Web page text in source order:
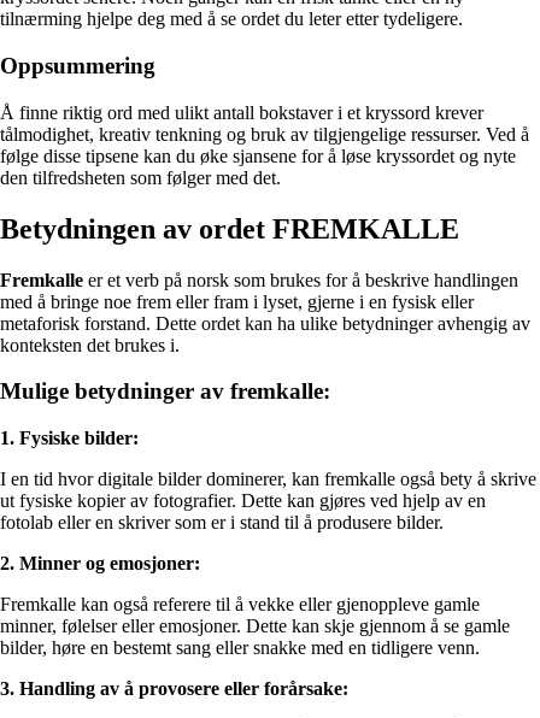
tilnærming hjelpe deg med å se ordet du leter etter tydeligere.
Oppsummering
Å finne riktig ord med ulikt antall bokstaver i et kryssord krever
tålmodighet, kreativ tenkning og bruk av tilgjengelige ressurser. Ved å
følge disse tipsene kan du øke sjansene for å løse kryssordet og nyte
den tilfredsheten som følger med det.
Betydningen av ordet FREMKALLE
Fremkalle er et verb på norsk som brukes for å beskrive handlingen
med å bringe noe frem eller fram i lyset, gjerne i en fysisk eller
metaforisk forstand. Dette ordet kan ha ulike betydninger avhengig av
konteksten det brukes i.
Mulige betydninger av fremkalle:
1. Fysiske bilder:
I en tid hvor digitale bilder dominerer, kan fremkalle også bety å skrive
ut fysiske kopier av fotografier. Dette kan gjøres ved hjelp av en
fotolab eller en skriver som er i stand til å produsere bilder.
2. Minner og emosjoner:
Fremkalle kan også referere til å vekke eller gjenoppleve gamle
minner, følelser eller emosjoner. Dette kan skje gjennom å se gamle
bilder, høre en bestemt sang eller snakke med en tidligere venn.
3. Handling av å provosere eller forårsake: